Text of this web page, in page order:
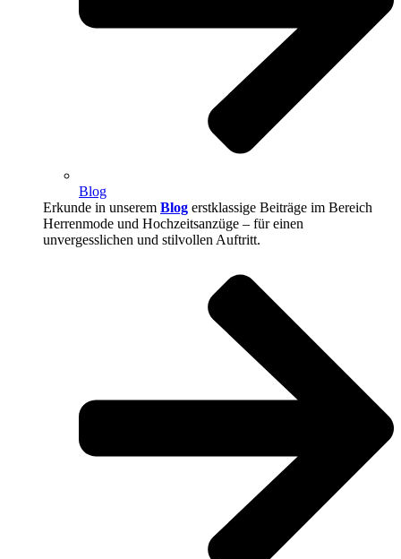
Blog
Erkunde in unserem Blog erstklassige Beiträge im Bereich
Herrenmode und Hochzeitsanzüge – für einen
unvergesslichen und stilvollen Auftritt.